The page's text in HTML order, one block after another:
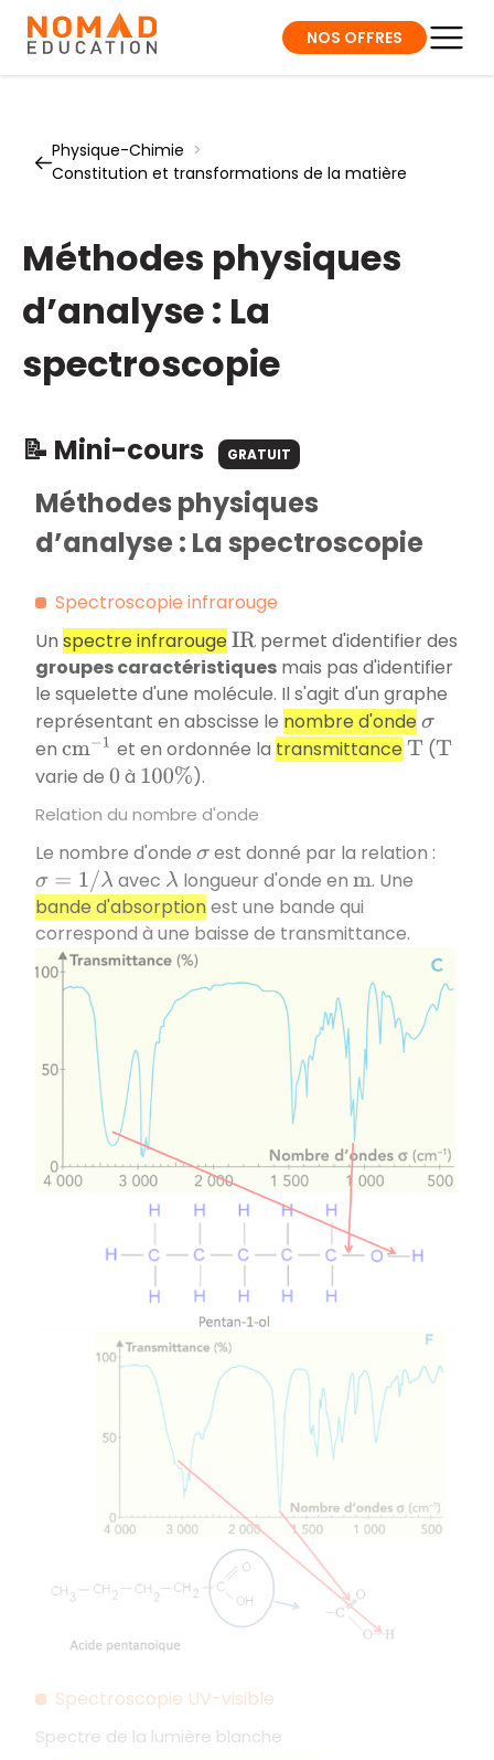
NOS OFFRES
Physique-Chimie >
Constitution et transformations de la matière
Méthodes physiques
d’analyse : La
spectroscopie
📝 Mini-cours GRATUIT
Méthodes physiques
d’analyse : La spectroscopie
Spectroscopie infrarouge
Un spectre infrarouge IR permet d'identifier des
groupes caractéristiques mais pas d'identifier
le squelette d'une molécule. Il s'agit d'un graphe
représentant en abscisse le nombre d'onde σ
en cm−1 et en ordonnée la transmittance T (T
varie de 0à 100% ).
Relation du nombre d'onde
Le nombre d'onde σest donné par la relation :
σ=1/ λ avec λ longueur d'onde en m. Une
bande d'absorption est une bande qui
correspond à une baisse de transmittance.
Spectroscopie UV-visible
Spectre de la lumière blanche